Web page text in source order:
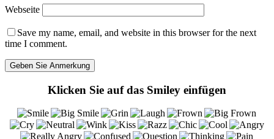
Webseite
Save my name, email, and website in this browser for the next
time I comment.
Klicken Sie auf das Smiley einfügen